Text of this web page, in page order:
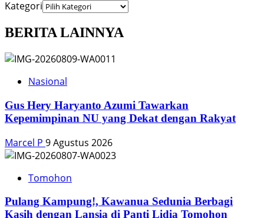
Kategori
BERITA LAINNYA
Nasional
Gus Hery Haryanto Azumi Tawarkan
Kepemimpinan NU yang Dekat dengan Rakyat
Marcel P 9 Agustus 2026
Tomohon
Pulang Kampung!, Kawanua Sedunia Berbagi
Kasih dengan Lansia di Panti Lidia Tomohon